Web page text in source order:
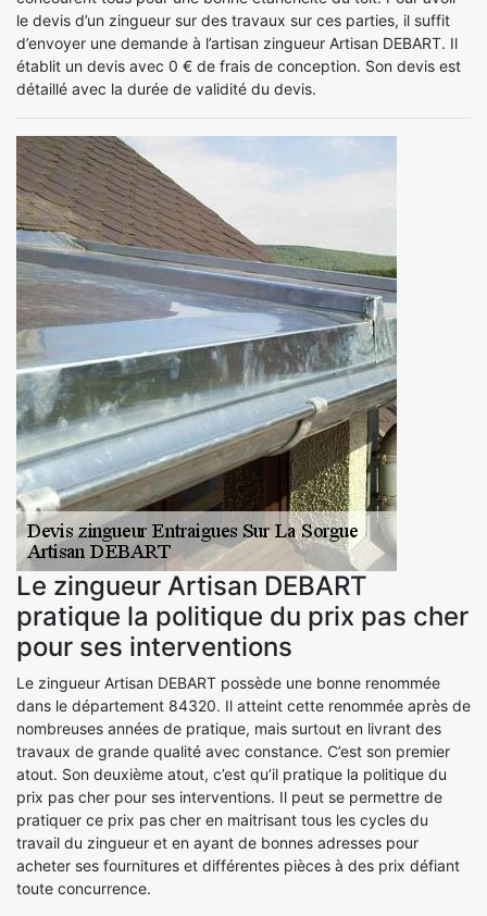
le devis d’un zingueur sur des travaux sur ces parties, il suffit
d’envoyer une demande à l’artisan zingueur Artisan DEBART. Il
établit un devis avec 0 € de frais de conception. Son devis est
détaillé avec la durée de validité du devis.
Le zingueur Artisan DEBART
pratique la politique du prix pas cher
pour ses interventions
Le zingueur Artisan DEBART possède une bonne renommée
dans le département 84320. Il atteint cette renommée après de
nombreuses années de pratique, mais surtout en livrant des
travaux de grande qualité avec constance. C’est son premier
atout. Son deuxième atout, c’est qu’il pratique la politique du
prix pas cher pour ses interventions. Il peut se permettre de
pratiquer ce prix pas cher en maitrisant tous les cycles du
travail du zingueur et en ayant de bonnes adresses pour
acheter ses fournitures et différentes pièces à des prix défiant
toute concurrence.